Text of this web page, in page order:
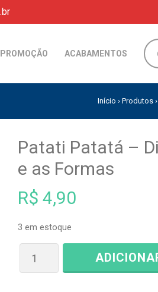
PROMOÇÃO ACABAMENTOS
Início › Produtos ›
Patati Patatá –
e as Formas
R$ 4,90
3 em estoque